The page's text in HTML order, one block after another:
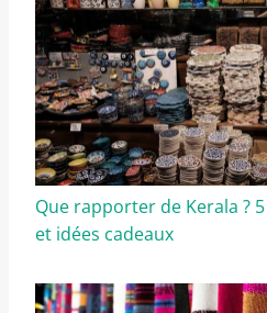
Que rapporter de Kerala ?
et idées cadeaux